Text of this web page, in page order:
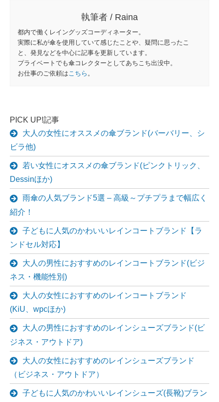
執筆者 / Raina
都内で働くレイングッズコーディネーター。
実際に私が傘を使用していて感じたことや、疑問に思ったこ
と、発見などを中心に記事を更新しています。
プライベートでも傘コレクターとしてあちこち出没中。
お仕事のご依頼は こちら 。
PICK UP!記事
大人の女性にオススメの傘ブランド(バーバリー、シ
ビラ他)
若い女性にオススメの傘ブランド(ピンクトリック、
Dessinほか)
雨傘の人気ブランド5選 – 高級～プチプラまで幅広く
紹介！
子どもに人気のかわいいレインコートブランド【ラ
ンドセル対応】
大人の男性におすすめのレインコートブランド(ビジ
ネス・機能性別)
大人の女性におすすめのレインコートブランド
(KiU、wpcほか)
大人の男性におすすめのレインシューズブランド(ビ
ジネス・アウトドア)
大人の女性におすすめのレインシューズブランド
（ビジネス・アウトドア）
子どもに人気のかわいいレインシューズ(長靴)ブラン